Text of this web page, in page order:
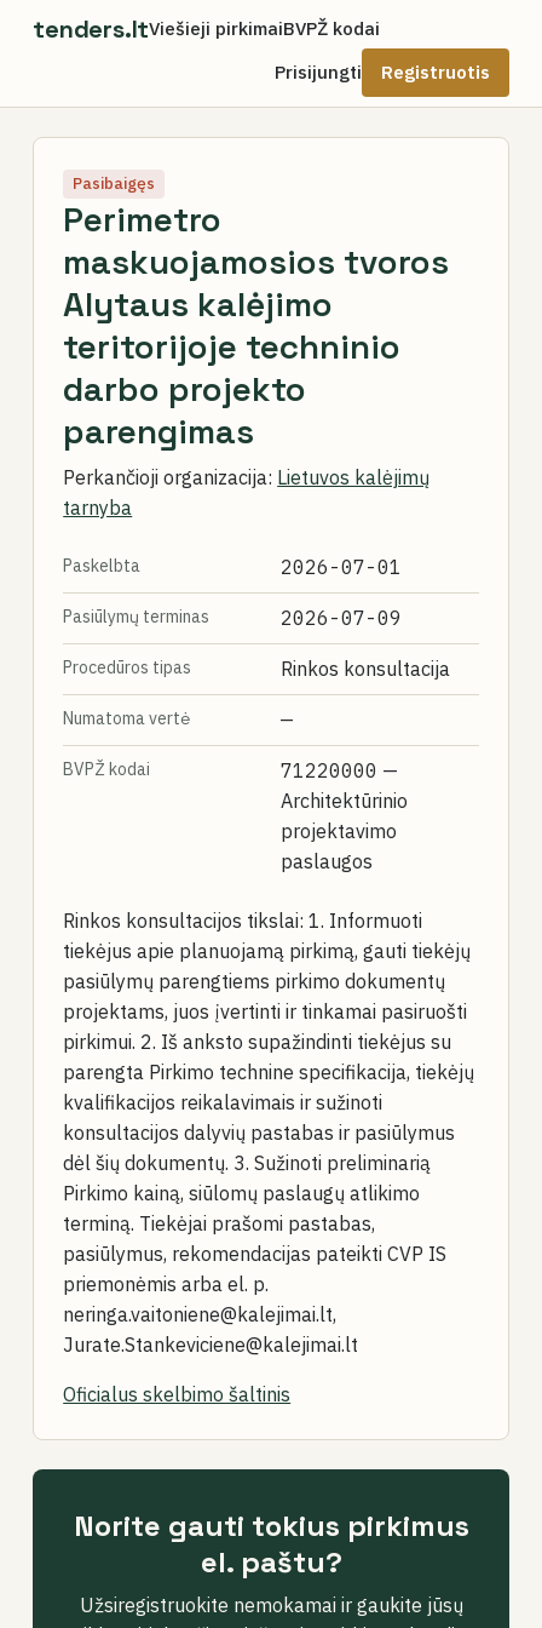
tenders.ltViešieji pirkimaiBVPŽ kodai
Prisijungti
Registruotis
Pasibaigęs
Perimetro
maskuojamosios tvoros
Alytaus kalėjimo
teritorijoje techninio
darbo projekto
parengimas
Perkančioji organizacija: Lietuvos kalėjimų
tarnyba
Paskelbta 2026-07-01
Pasiūlymų terminas 2026-07-09
Procedūros tipas Rinkos konsultacija
Numatoma vertė —
BVPŽ kodai 71220000 —
Architektūrinio
projektavimo
paslaugos
Rinkos konsultacijos tikslai: 1. Informuoti
tiekėjus apie planuojamą pirkimą, gauti tiekėjų
pasiūlymų parengtiems pirkimo dokumentų
projektams, juos įvertinti ir tinkamai pasiruošti
pirkimui. 2. Iš anksto supažindinti tiekėjus su
parengta Pirkimo technine specifikacija, tiekėjų
kvalifikacijos reikalavimais ir sužinoti
konsultacijos dalyvių pastabas ir pasiūlymus
dėl šių dokumentų. 3. Sužinoti preliminarią
Pirkimo kainą, siūlomų paslaugų atlikimo
terminą. Tiekėjai prašomi pastabas,
pasiūlymus, rekomendacijas pateikti CVP IS
priemonėmis arba el. p.
neringa.vaitoniene@kalejimai.lt,
Jurate.Stankeviciene@kalejimai.lt
Oficialus skelbimo šaltinis
Norite gauti tokius pirkimus
el. paštu?
Užsiregistruokite nemokamai ir gaukite jūsų